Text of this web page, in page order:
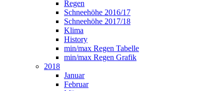
Regen
Schneehöhe 2016/17
Schneehöhe 2017/18
Klima
History
min/max Regen Tabelle
min/max Regen Grafik
2018
Januar
Februar